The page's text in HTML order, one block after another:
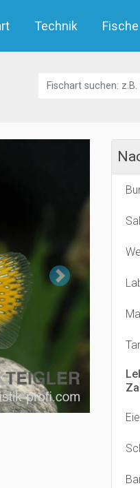
Technik Fische
Next